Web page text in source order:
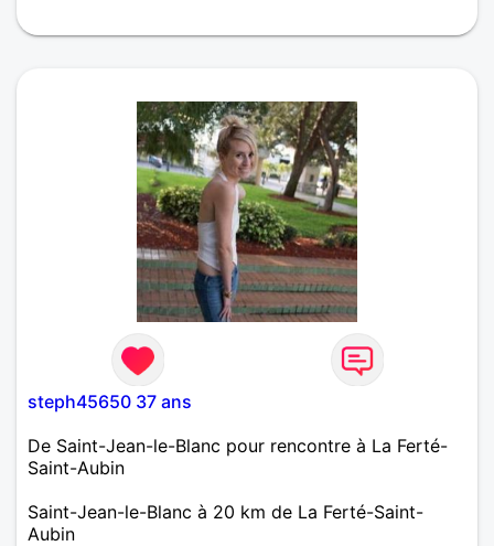
steph45650 37 ans
De Saint-Jean-le-Blanc pour rencontre à La Ferté-
Saint-Aubin
Saint-Jean-le-Blanc à 20 km de La Ferté-Saint-
Aubin